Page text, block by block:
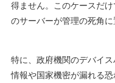
得ません。このケースだ
のサーバーが管理の死角
特に、政府機関のデバイ
情報や国家機密が漏れる